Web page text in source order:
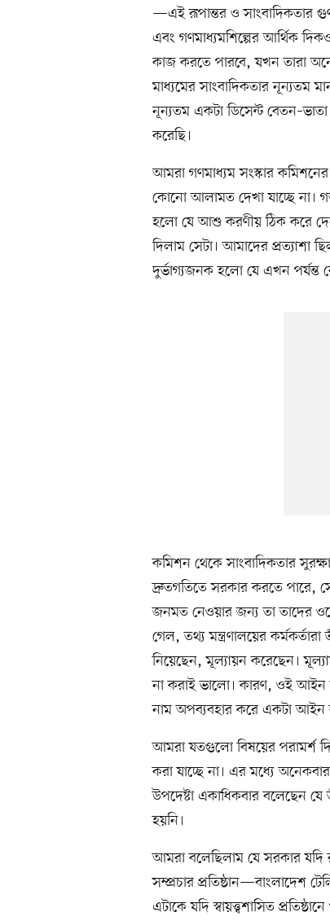
—এই রূপান্তর ও সাংবাদিকতার
এবং গণমাধ্যমশিল্পের আর্থিক
কাজ করতে পারবে, যখন তারা
মাধ্যমের সাংবাদিকতার নূন্যতম
নূন্যতম একটা ডিসেন্ট
করেছি।
আমরা গণমাধ্যম সংস্কার
কোনো আলামত দেখা যাচ্ছে না।
হলো যে আশু করণীয় ঠিক করে
দিলাম সেটা। আমাদের প্রত্যাশা
দুর্ভাগ্যজনক হলো যে এখন পর্যন্ত
কমিশন থেকে সাংবাদিকতার
দ্রুতগতিতে সরকার করতে পারে,
জনমত নেওয়ার জন্য তা তাদের
গেল, তথ্য মন্ত্রণালয়ের
নিয়েছেন, মূল্যায়ন করেছেন।
না করাই ভালো। কারণ, ওই আইন
নাম অপব্যবহার করে একটা আইন
আমরা যতগুলো বিষয়ের পরামর্শ
করা যাচ্ছে না। এর মধ্যে
উপদেষ্টা একাধিকবার বলেছেন যে
হয়নি।
আমরা বলেছিলাম যে সরকার যদি
সম্প্রচার প্রতিষ্ঠান—বাংলাদেশ
এটাকে যদি স্বায়ত্ত্বশাসিত